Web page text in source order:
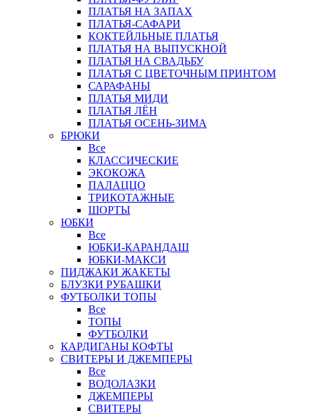
ПЛАТЬЯ НА ЗАПАХ
ПЛАТЬЯ-САФАРИ
КОКТЕЙЛЬНЫЕ ПЛАТЬЯ
ПЛАТЬЯ НА ВЫПУСКНОЙ
ПЛАТЬЯ НА СВАДЬБУ
ПЛАТЬЯ С ЦВЕТОЧНЫМ ПРИНТОМ
САРАФАНЫ
ПЛАТЬЯ МИДИ
ПЛАТЬЯ ЛЁН
ПЛАТЬЯ ОСЕНЬ-ЗИМА
БРЮКИ
Все
КЛАССИЧЕСКИЕ
ЭКОКОЖА
ПАЛАЦЦО
ТРИКОТАЖНЫЕ
ШОРТЫ
ЮБКИ
Все
ЮБКИ-КАРАНДАШ
ЮБКИ-МАКСИ
ПИДЖАКИ ЖАКЕТЫ
БЛУЗКИ РУБАШКИ
ФУТБОЛКИ ТОПЫ
Все
ТОПЫ
ФУТБОЛКИ
КАРДИГАНЫ КОФТЫ
СВИТЕРЫ И ДЖЕМПЕРЫ
Все
ВОДОЛАЗКИ
ДЖЕМПЕРЫ
СВИТЕРЫ